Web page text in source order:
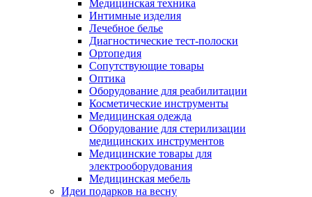
Медицинская техника
Интимные изделия
Лечебное белье
Диагностические тест-полоски
Ортопедия
Сопутствующие товары
Оптика
Оборудование для реабилитации
Косметические инструменты
Медицинская одежда
Оборудование для стерилизации
медицинских инструментов
Медицинские товары для
электрооборудования
Медицинская мебель
Идеи подарков на весну